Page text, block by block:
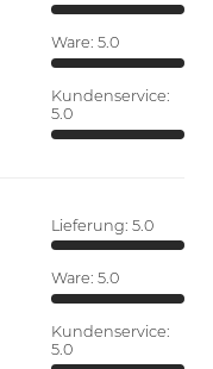
Ware: 5.0
Kundenservice:
5.0
Lieferung: 5.0
Ware: 5.0
Kundenservice:
5.0